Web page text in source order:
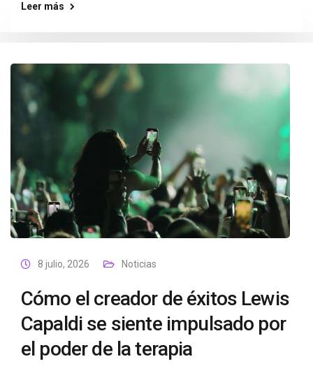
Leer más
8 julio, 2026 Noticias
Cómo el creador de éxitos Lewis
Capaldi se siente impulsado por
el poder de la terapia